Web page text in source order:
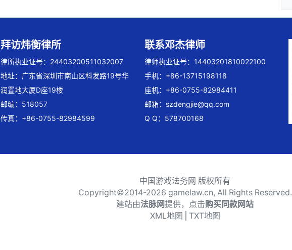
拜访炜衡律所
律所执业证号：24403200511032007
地址：广东省深圳市南山区科发路19号华
润置地大厦D座19楼
邮编：518057
传真：+86-0755-82984599
联系邓杰律师
律师执业证号：14403201810022100
手机：+86-13715198118
座机：+86-0755-82984411
邮箱： szdengjie@qq.com
Q Q：578700168
中国游戏法务网 版权所有
Copyright©2014-2026 gamelaw.cn, All Rights Reserved.
建站由法脉网提供，点击购买同款网站
XML地图 TXT地图